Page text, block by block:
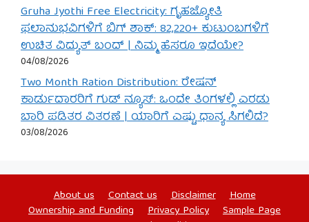
Gruha Jyothi Free Electricity: ಗೃಹಜ್ಯೋತಿ
ಫಲಾನುಭವಿಗಳಿಗೆ ಬಿಗ್ ಶಾಕ್: 82,220+ ಕುಟುಂಬಗಳಿಗೆ
ಉಚಿತ ವಿದ್ಯುತ್ ಬಂದ್ | ನಿಮ್ಮ ಹೆಸರೂ ಇದೆಯೇ?
04/08/2026
Two Month Ration Distribution: ರೇಷನ್
ಕಾರ್ಡುದಾರರಿಗೆ ಗುಡ್ ನ್ಯೂಸ್: ಒಂದೇ ತಿಂಗಳಲ್ಲಿ ಎರಡು
ಬಾರಿ ಪಡಿತರ ವಿತರಣೆ | ಯಾರಿಗೆ ಎಷ್ಟು ಧಾನ್ಯ ಸಿಗಲಿದೆ?
03/08/2026
About us Contact us Disclaimer
Home
Ownership and Funding
Privacy Policy
Sample Page